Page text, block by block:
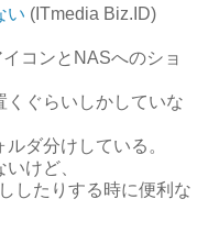
い (ITmedia Biz.ID)
コンとNASへのショ
くぐらいしかしていな
ダ分けしている。
けど、
したりする時に便利な